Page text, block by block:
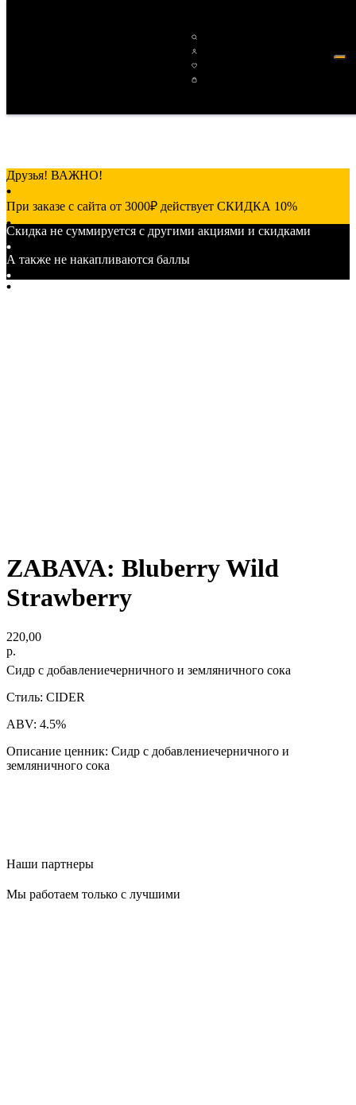
Друзья! ВАЖНО!
При заказе с сайта от 3000₽ действует СКИДКА 10%
от 7000₽ действует СКИДКА 15%
Скидка не суммируется с другими акциями и скидками
А также не накапливаются баллы
ZABAVA: Bluberry Wild
Strawberry
220,00
р.
Сидр с добавлениечерничного и земляничного сока
Стиль: CIDER
ABV: 4.5%
Описание ценник: Сидр с добавлениечерничного и
земляничного сока
Наши партнеры
Мы работаем только с лучшими